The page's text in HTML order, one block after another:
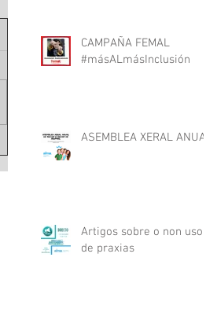
CAMPAÑA FEMAL
#másALmásInclusión
ASEMBLEA XERAL ANUAL
Artigos sobre o non uso
de praxias